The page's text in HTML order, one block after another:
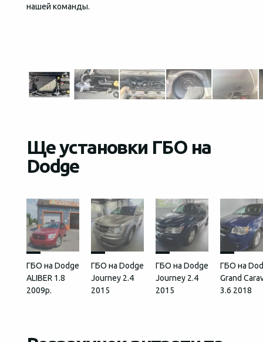
нашей команды.
Ще установки ГБО на
Dodge
ГБО на Dodge
ALIBER 1.8
2009р.
ГБО на Dodge
Journey 2.4
2015
ГБО на Dodge
Journey 2.4
2015
ГБО на
Grand
3.6 2018